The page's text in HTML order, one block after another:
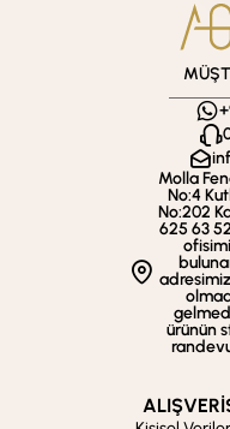
Molla
No:4
No:202
625 63
ürünün